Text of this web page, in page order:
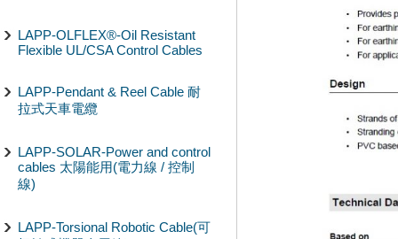
LAPP-OLFLEX®-Oil Resistant
Flexible UL/CSA Control Cables
LAPP-Pendant & Reel Cable 耐
拉式天車電纜
LAPP-SOLAR-Power and control
cables 太陽能用(電力線 / 控制
線)
LAPP-Torsional Robotic Cable(可